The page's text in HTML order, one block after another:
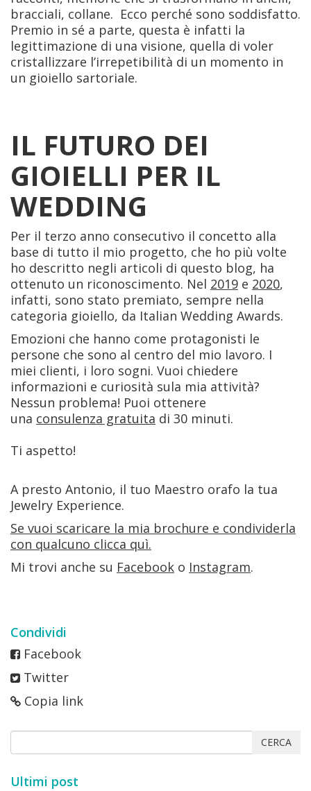
bracciali, collane. Ecco perché sono soddisfatto.
Premio in sé a parte, questa è infatti la
legittimazione di una visione, quella di voler
cristallizzare l’irrepetibilità di un momento in
un gioiello sartoriale.
IL FUTURO DEI
GIOIELLI PER IL
WEDDING
Per il terzo anno consecutivo il concetto alla
base di tutto il mio progetto, che ho più volte
ho descritto negli articoli di questo blog, ha
ottenuto un riconoscimento. Nel 2019 e 2020,
infatti, sono stato premiato, sempre nella
categoria gioiello, da Italian Wedding Awards.
Emozioni che hanno come protagonisti le
persone che sono al centro del mio lavoro. I
miei clienti, i loro sogni. Vuoi chiedere
informazioni e curiosità sula mia attività?
Nessun problema! Puoi ottenere
una consulenza gratuita di 30 minuti.
Ti aspetto!
A presto Antonio, il tuo Maestro orafo la tua
Jewelry Experience.
Se vuoi scaricare la mia brochure e condividerla
con qualcuno clicca quì.
Mi trovi anche su Facebook o Instagram.
Condividi
Facebook
Twitter
Copia link
CERCA
Ultimi post